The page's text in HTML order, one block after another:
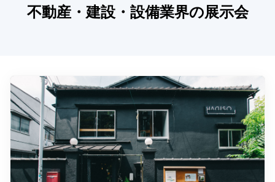
不動産・建設・設備業界の展示会